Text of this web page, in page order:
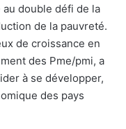
double défi de la
de la pauvreté.
de croissance en
des Pme/pmi, a
à se développer,
des pays